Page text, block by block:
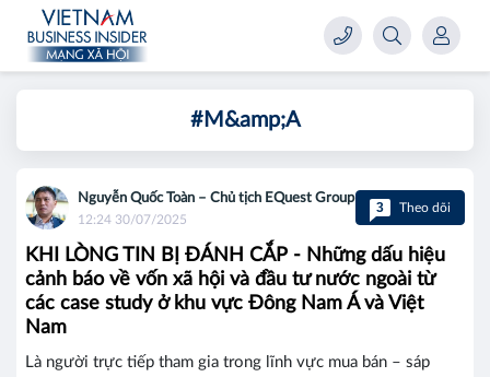
#M&amp;A
Nguyễn Quốc Toàn – Chủ tịch EQuest Group
12:24 30/07/2025
3 Theo dõi
KHI LÒNG TIN BỊ ĐÁNH CẮP - Những dấu hiệu
cảnh báo về vốn xã hội và đầu tư nước ngoài từ
các case study ở khu vực Đông Nam Á và Việt
Nam
Là người trực tiếp tham gia trong lĩnh vực mua bán – sáp